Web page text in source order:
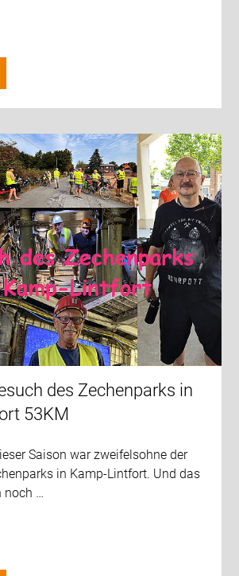
des Zechenparks in
53KM
Saison war zweifelsohne der
in Kamp-Lintfort. Und das
noch …